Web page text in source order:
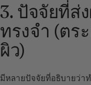
3. ปัจจัยที่ส่
ทรงจำ (ตร
ผิว)
มีหลายปัจจัยที่อธิบายว่า